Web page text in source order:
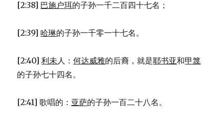
[2:38] 巴施户珥的子孙一千二百四十七名；
[2:39] 哈琳的子孙一千零一十七名。
[2:40]利未人：何达威雅的后裔，就是耶书亚和甲篾
的子孙七十四名。
[2:41] 歌唱的： 亚萨的子孙一百二十八名。